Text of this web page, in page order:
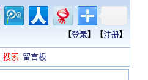
【登录】【注册】
搜索 留言板